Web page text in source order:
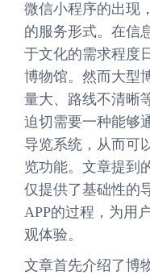
微信小程序的出现
的服务形式。在信
于文化的需求程度
博物馆。然而大型
量大、路线不清晰
迫切需要一种能够
导览系统，从而可
览功能。文章提到
仅提供了基础性的
APP的过程，为用
观体验。
文章首先介绍了博